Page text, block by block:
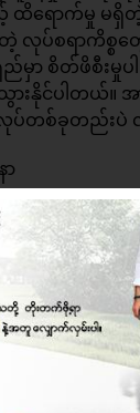
ထိရောက်မှု မရှိ
တဲ့ လုပ်စရာကိစ္စ
ည်မှာ စိတ်ဖိစီးမှု
းနိုင်ပါတယ်။ အ
လုပ်တစ်ခုတည်းပဲ